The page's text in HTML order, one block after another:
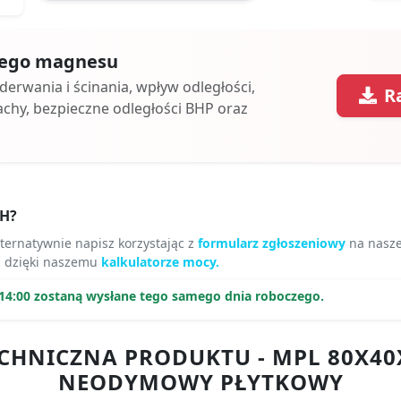
magnesu
i ścinania, wpływ odległości,
bezpieczne odległości BHP oraz
napisz korzystając z formularz zgłoszeniowy na
dzięki naszemu kalkulatorze mocy.
zostaną wysłane tego samego dnia roboczego.
PRODUKTU - MPL
NEODYMOWY PŁYTKOWY